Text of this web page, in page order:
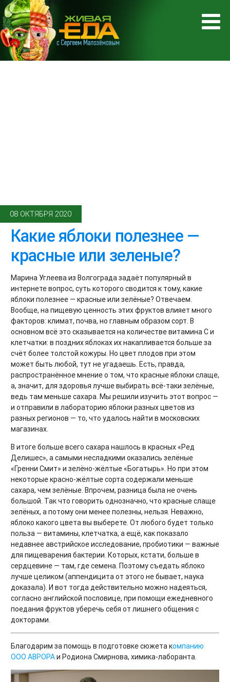
08 ОКТЯБРЯ 2020
Какие яблоки полезнее —
красные или зеленые?
Марина Углеева из Волгограда задаёт популярный в
интернете вопрос, суть которого сводится к тому, какие
яблоки полезнее — красные или зелёные? Отвечаем.
Вообще, на пищевую ценность этих фруктов влияет много
факторов: климат, почва, но главным образом сорт. В
основном всё это сказывается на количестве витамина С и
клетчатки: в поздних яблоках их накапливается больше за
счёт более толстой кожуры. Но цвет плодов при этом
может быть любой, тут не угадаешь. Есть, правда,
распространённое мнение о том, что красные яблоки слаще,
а, значит, для здоровья лучше выбирать всё-таки зелёные,
ведь там меньше сахара. Мы решили изучить этот вопрос —
и отправили в лабораторию яблоки разных цветов из
разных регионов — то, что удалось найти в московских
магазинах.
В итоге больше всего сахара нашлось в красных «Ред
Делишес», а самыми несладкими оказались зелёные
«Гренни Смит» и зелёно-жёлтые «Богатырь». Но при этом
некоторые красно-жёлтые сорта содержали меньше
сахара, чем зелёные. Впрочем, разница была не очень
большой. Так что говорить однозначно, что красные слаще
зелёных, а потому они менее полезны, нельзя. Неважно,
яблоко какого цвета вы выберете. От любого будет только
польза — витамины, клетчатка, а ещё, как показало
недавнее австрийское исследование, пробиотики — важные
для пищеварения бактерии. Которых, кстати, больше в
сердцевине — там, где семена. Поэтому съедать яблоко
лучше целиком (аппендицита от этого не бывает, наука
доказала). И вот тогда действительно можно надеяться,
согласно английской пословице, при помощи ежедневного
поедания фруктов уберечь себя от лишнего общения с
докторами.
Благодарим за помощь в подготовке сюжета компанию
ООО АВРОРАи Родиона Смирнова, химика-лаборанта.